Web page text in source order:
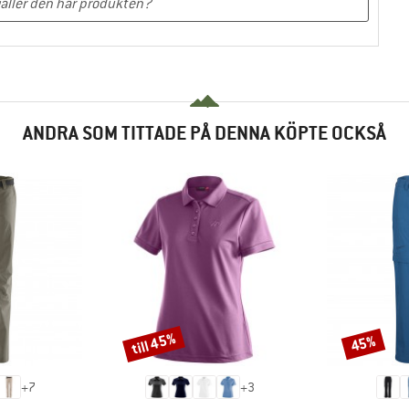
ANDRA SOM TITTADE PÅ DENNA KÖPTE OCKSÅ
+7 +3
Rabatt
till 45% Rabatt
45%